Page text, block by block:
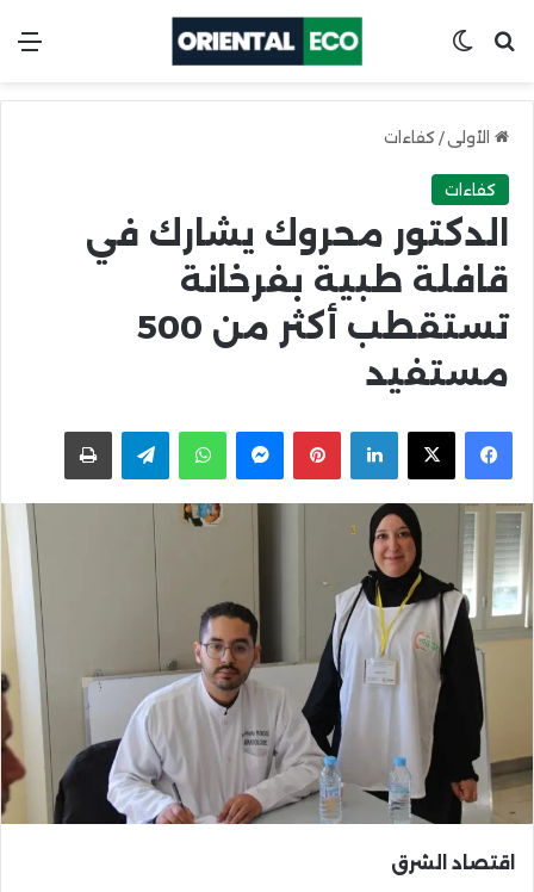
ابحث عنSwitch skin
الأولى / كفاءات
كفاءات
الدكتور محروك يشارك في
قافلة طبية بفرخانة
تستقطب أكثر من 500
مستفيد
Facebook
X
LinkedIn
Pinterest
Messenger
WhatsApp
Telegramاطبعها
اقتصاد الشرق